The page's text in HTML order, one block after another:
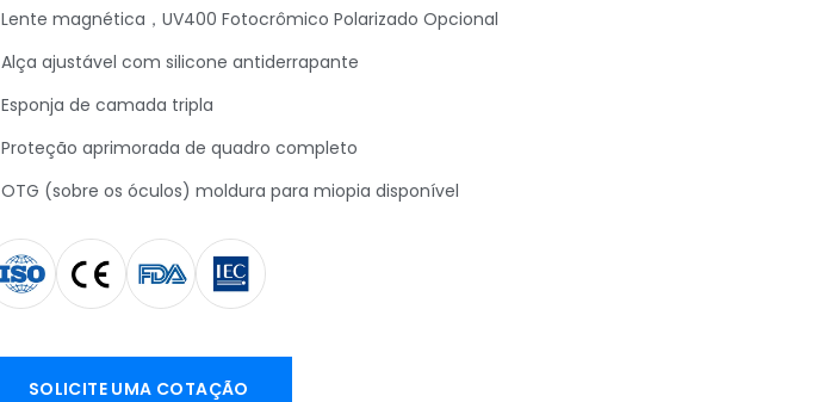
Lente magnética，UV400 Fotocrômico Polarizado Opcional
Alça ajustável com silicone antiderrapante
Esponja de camada tripla
Proteção aprimorada de quadro completo
OTG (sobre os óculos) moldura para miopia disponível
SOLICITE UMA COTAÇÃO